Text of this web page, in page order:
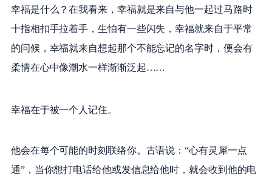
幸福是什么？在我看来，幸福就是来自与他一起过马路时
十指相扣手拉着手，生怕有一些闪失，幸福就来自于平常
的问候，幸福就来自想起那个不能忘记的名字时，便会有
柔情在心中像潮水一样渐渐泛起……
幸福在于被一个人记住。
他会在每个可能的时刻联络你。古语说：“心有灵犀一点
通”，当你想打电话给他或发信息给他时，就会收到他的电